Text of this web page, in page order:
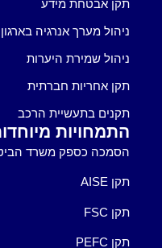
תקן אבטחת מידע
ניהול מערך אנרגיה בארגון
ניהול שמירת היערות
תקן אחריות חברתית
תקנים בתעשיית הרכב
התמחויות
הסמכה כספק משרד
תקן AISE
תקן FSC
תקן PEFC